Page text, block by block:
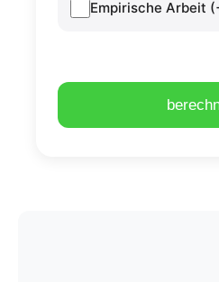
Empirische Arbeit